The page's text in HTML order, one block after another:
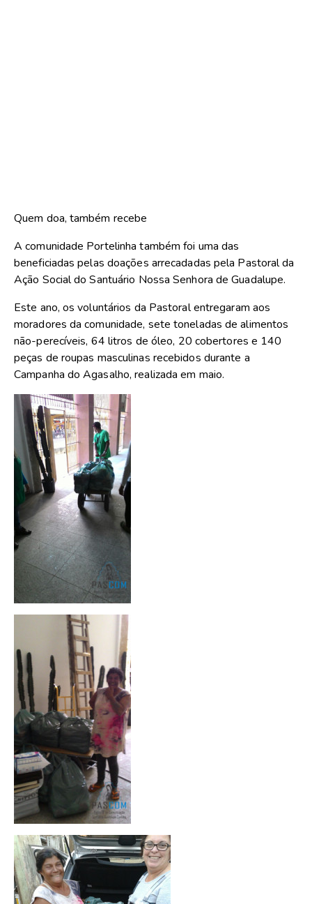
Quem doa, também recebe
A comunidade Portelinha também foi uma das
beneficiadas pelas doações arrecadadas pela Pastoral da
Ação Social do Santuário Nossa Senhora de Guadalupe.
Este ano, os voluntários da Pastoral entregaram aos
moradores da comunidade, sete toneladas de alimentos
não-perecíveis, 64 litros de óleo, 20 cobertores e 140
peças de roupas masculinas recebidos durante a
Campanha do Agasalho, realizada em maio.